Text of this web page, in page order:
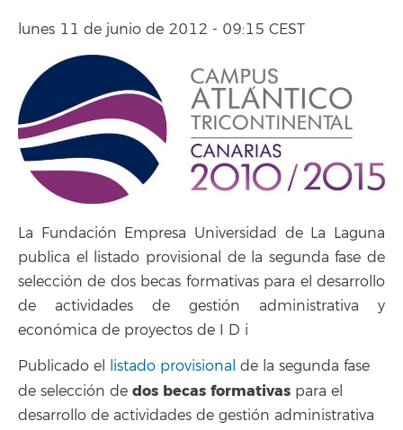
lunes 11 de junio de 2012 - 09:15 CEST
La Fundación Empresa Universidad de La Laguna
publica el listado provisional de la segunda fase de
selección de dos becas formativas para el desarrollo
de actividades de gestión administrativa y
económica de proyectos de I D i
Publicado el listado provisional de la segunda fase
de selección de dos becas formativas para el
desarrollo de actividades de gestión administrativa